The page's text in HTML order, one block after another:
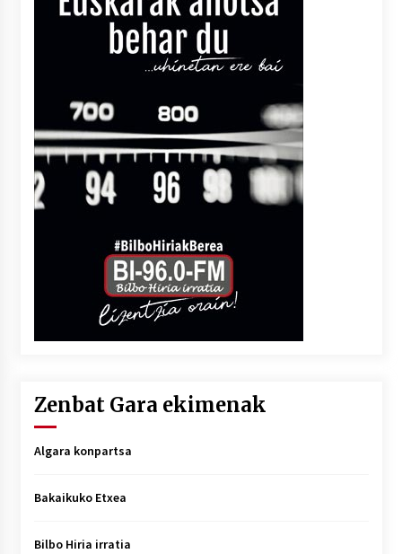
Zenbat Gara ekimenak
Algara konpartsa
Bakaikuko Etxea
Bilbo Hiria irratia